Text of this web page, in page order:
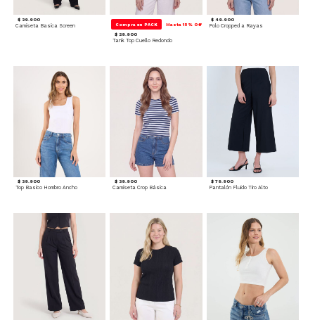
$ 39.900
Camiseta Basica Screen Compra en PACK Hasta 15% Off
$ 29.900
Tank Top Cuello Redondo
$ 49.900
Polo Cropped a Rayas
$ 39.900
Top Basico Hombro Ancho
$ 39.900
Camiseta Crop Básica
$ 79.900
Pantalón Fluido Tiro Alto